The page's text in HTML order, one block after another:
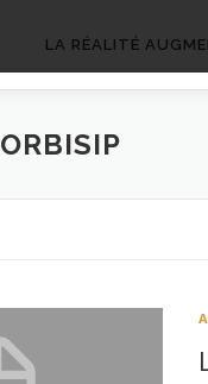
LA RÉALITÉ
ORBISIP